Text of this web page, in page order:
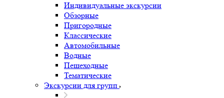
Индивидуальные экскурсии
Обзорные
Пригородные
Классические
Автомобильные
Водные
Пешеходные
Тематические
Экскурсии для групп